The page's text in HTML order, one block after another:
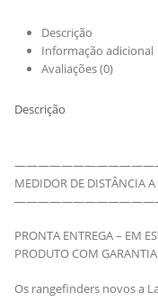
Descrição
Informação adicional
Avaliações (0)
Descrição
MEDIDOR DE DISTÂNCIA
PRONTA ENTREGA – EM
PRODUTO COM
Os rangefinders novos a